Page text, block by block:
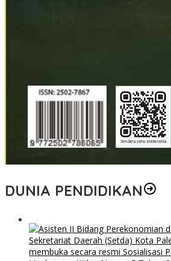
DUNIA PENDIDIKAN